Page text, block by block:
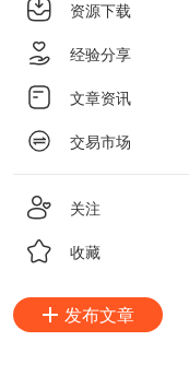
资源下载
经验分享
文章资讯
交易市场
关注
收藏
发布文章